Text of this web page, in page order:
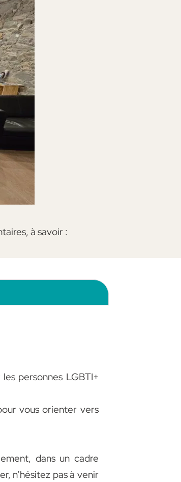
à savoir :
personnes LGBTI+
vous orienter vers
dans un cadre
n’hésitez pas à venir